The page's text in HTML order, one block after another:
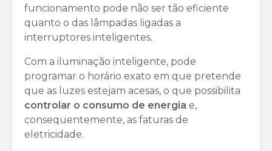
funcionamento pode não ser tão eficiente
quanto o das lâmpadas ligadas a
interruptores inteligentes.
Com a iluminação inteligente, pode
programar o horário exato em que pretende
que as luzes estejam acesas, o que possibilita
controlar o consumo de energia e,
consequentemente, as faturas de
eletricidade.